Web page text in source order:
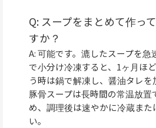
Q: スープをまとめて作っ
すか？
A: 可能です。漉したスープを急
で小分け冷凍すると、1ヶ月ほ
う時は鍋で解凍し、醤油タレを
豚骨スープは長時間の常温放置
め、調理後は速やかに冷蔵また
い。